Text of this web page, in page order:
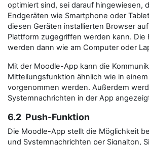
optimiert sind, sei darauf hingewiesen,
Endgeräten wie Smartphone oder
diesen Geräten installierten Browser
Plattform zugegriffen werden kann. Die
werden dann wie am Computer oder
Mit der Moodle-App kann die
Mitteilungsfunktion ähnlich wie in
vorgenommen werden. Außerdem
Systemnachrichten in der App
6.2 Push-Funktion
Die Moodle-App stellt die Möglichkeit
und Systemnachrichten per Signalton,